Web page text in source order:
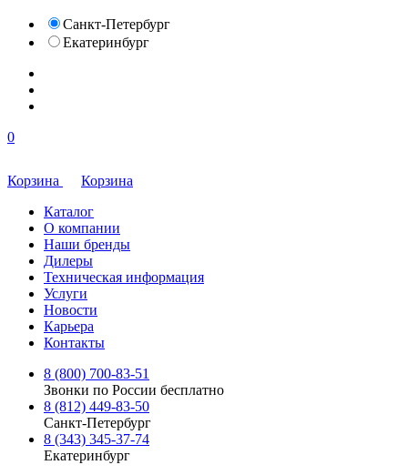
Санкт-Петербург
Екатеринбург
0
Корзина
Корзина
Каталог
О компании
Наши бренды
Дилеры
Техническая информация
Услуги
Новости
Карьера
Контакты
8 (800) 700-83-51
Звонки по России бесплатно
8 (812) 449-83-50
Санкт-Петербург
8 (343) 345-37-74
Екатеринбург